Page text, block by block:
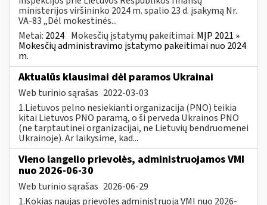
ministerijos viršininko 2024 m. spalio 23 d. įsakymą Nr.
VA-83 „Dėl mokestinės...
Metai: 2024 Mokesčių įstatymų pakeitimai: MĮP 2021 »
Mokesčių administravimo įstatymo pakeitimai nuo 2024
m.
Aktualūs klausimai dėl paramos Ukrainai
Web turinio sąrašas 2022-03-03
1.Lietuvos pelno nesiekianti organizacija (PNO) teikia
kitai Lietuvos PNO paramą, o ši perveda Ukrainos PNO
(ne tarptautinei organizacijai, ne Lietuvių bendruomenei
Ukrainoje). Ar laikysime, kad...
Vieno langelio prievolės, administruojamos VMI
nuo 2026-06-30
Web turinio sąrašas 2026-06-29
1.Kokias naujas prievoles administruoja VMI nuo 2026-